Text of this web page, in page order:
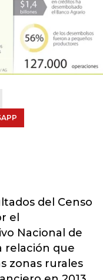
del Censo
el
Nacional de
relación que
zonas rurales